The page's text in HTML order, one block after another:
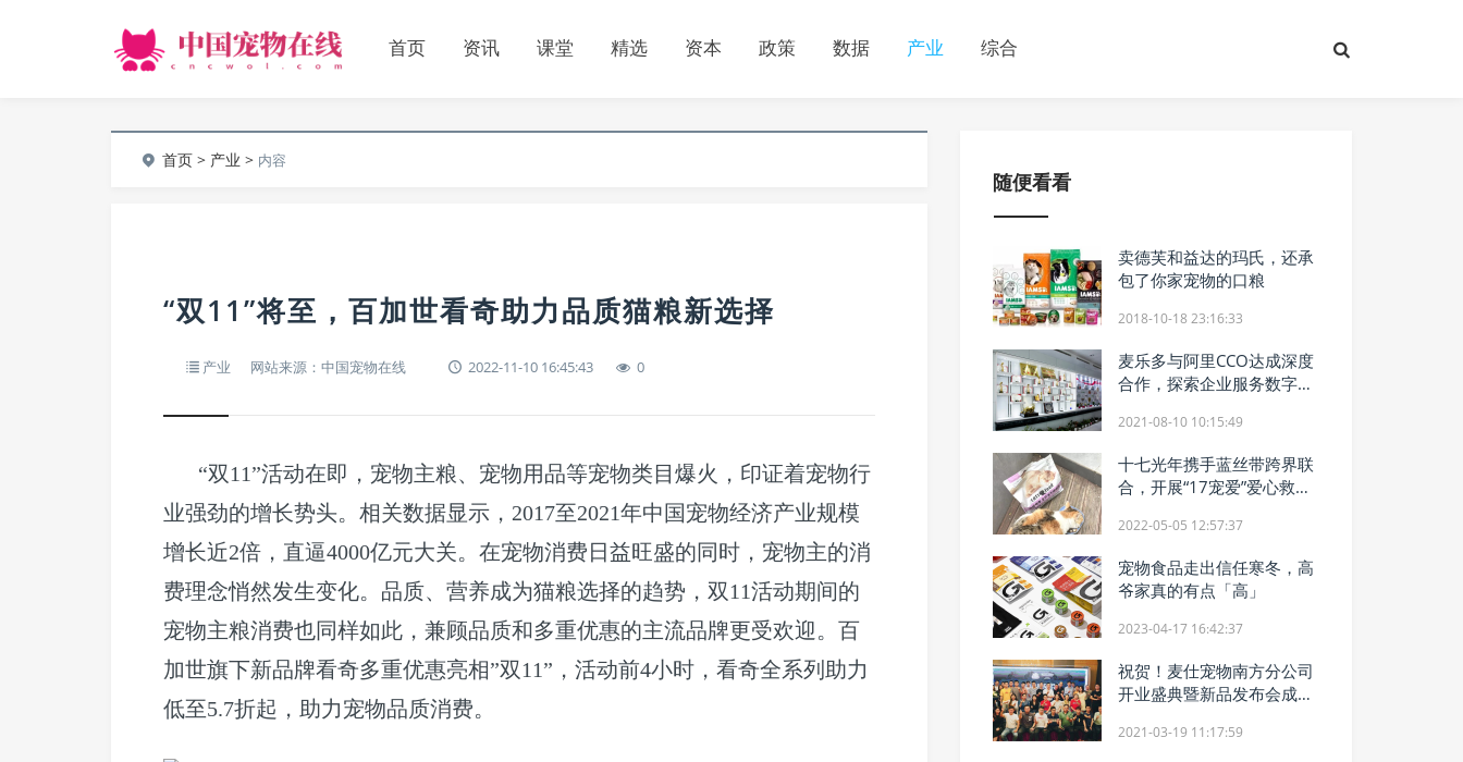
首页 资讯 课堂 精选 资本 政策 数据 产业 综合
首页 > 产业 > 内容
“双11”将至，百加世看奇助力品质猫粮新选择
产业 网站来源：中国宠物在线 2022-11-10 16:45:43 0
“双11”活动在即，宠物主粮、宠物用品等宠物类目爆火，印证着宠物行
业强劲的增长势头。相关数据显示，2017至2021年中国宠物经济产业规模
增长近2倍，直逼4000亿元大关。在宠物消费日益旺盛的同时，宠物主的消
费理念悄然发生变化。品质、营养成为猫粮选择的趋势，双11活动期间的
宠物主粮消费也同样如此，兼顾品质和多重优惠的主流品牌更受欢迎。百
加世旗下新品牌看奇多重优惠亮相”双11”，活动前4小时，看奇全系列助力
低至5.7折起，助力宠物品质消费。
随便看看
卖德芙和益达的玛氏，还承
包了你家宠物的口粮
2018-10-18 23:16:33
麦乐多与阿里CCO达成深度
合作，探索企业服务数字化
2021-08-10 10:15:49
十七光年携手蓝丝带跨界联
合，开展“17宠爱”爱心救助
2022-05-05 12:57:37
宠物食品走出信任寒冬，高
爷家真的有点「高」
2023-04-17 16:42:37
祝贺！麦仕宠物南方分公司
开业盛典暨新品发布会成功
2021-03-19 11:17:59